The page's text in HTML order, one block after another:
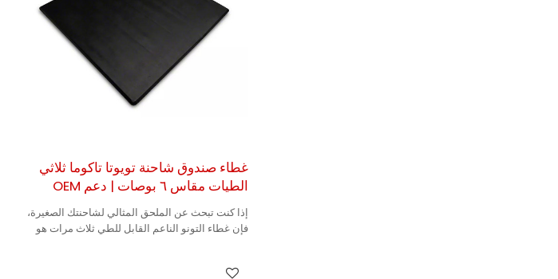
غطاء صندوق شاحنة تويوتا تاكوما ثلاثي
الطيات مقاس ٦ بوصات | دعم OEM
إذا كنت تبحث عن الملحق المثالي لشاحنتك الصغيرة،
فإن غطاء التونو الناعم القابل للطي ثلاث مرات هو